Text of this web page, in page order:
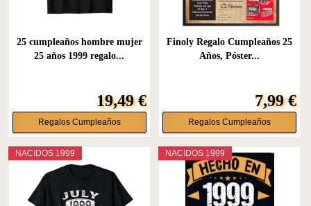
25 cumpleaños hombre mujer
25 años 1999 regalo...
19,49 €
Regalos Cumpleaños
Finoly Regalo Cumpleaños 25
Años, Póster...
7,99 €
Regalos Cumpleaños
NACIDOS 1999 NACIDOS 1999